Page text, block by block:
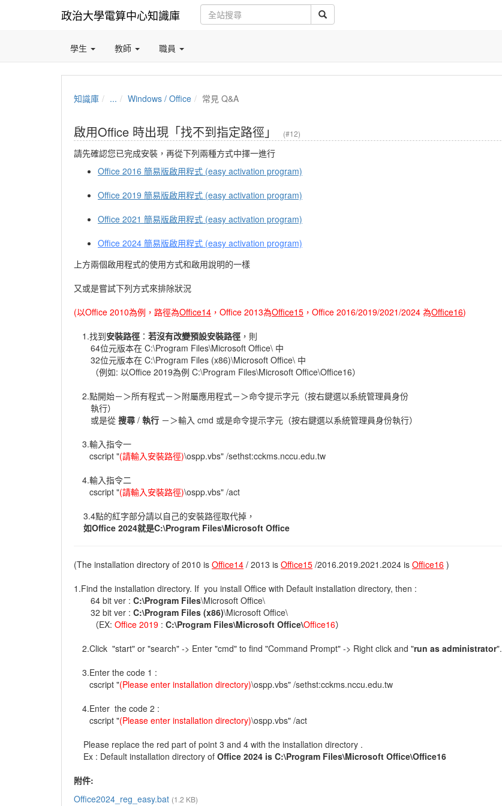
政治大學電算中心知識庫
學生 教師 職員
知識庫 ... Windows / Office 常見 Q&A
啟用Office 時出現「找不到指定路徑」 (#12)
請先確認您已完成安裝，再從下列兩種方式中擇一進行
Office 2016 簡易版啟用程式 (easy activation program)
Office 2019 簡易版啟用程式 (easy activation program)
Office 2021 簡易版啟用程式 (easy activation program)
Office 2024 簡易版啟用程式 (easy activation program)
上方兩個啟用程式的使用方式和啟用說明的一樣
又或是嘗試下列方式來排除狀況
(以Office 2010為例，路徑為Office14 ，Office 2013為Office15 ，Office 2016/2019/2021/2024 為Office16)
1.找到安裝路徑 ： 若沒有改變預設安裝路徑 ，則
64位元版本在 C:\Program Files\Microsoft Office\ 中
32位元版本在 C:\Program Files (x86)\Microsoft Office\ 中
（例如: 以Office 2019為例 C:\Program Files\Microsoft Office\Office16）
2.點開始－＞所有程式－＞附屬應用程式－＞命令提示字元（按右鍵選以系統管理員身份
執行）
或是從 搜尋 / 執行 －＞輸入 cmd 或是命令提示字元（按右鍵選以系統管理員身份執行）
3.輸入指令一
cscript "(請輸入安裝路徑)\ospp.vbs" /sethst:cckms.nccu.edu.tw
4.輸入指令二
cscript "(請輸入安裝路徑)\ospp.vbs" /act
3.4點的紅字部分請以自己的安裝路徑取代掉，
如Office 2024就是C:\Program Files\Microsoft Office
(The installation directory of 2010 is Office14 / 2013 is Office15 /2016.2019.2021.2024 is Office16 )
1.Find the installation directory. If you install Office with Default installation directory, then :
64 bit ver : C:\Program Files\Microsoft Office\
32 bit ver : C:\Program Files (x86)\Microsoft Office\
（EX: Office 2019 : C:\Program Files\Microsoft Office\Office16）
2.Click "start" or "search" -> Enter "cmd" to find "Command Prompt" -> Right click and "run as administrator".
3.Enter the code 1 :
cscript "(Please enter installation directory)\ospp.vbs" /sethst:cckms.nccu.edu.tw
4.Enter the code 2 :
cscript "(Please enter installation directory)\ospp.vbs" /act
Please replace the red part of point 3 and 4 with the installation directory .
Ex : Default installation directory of Office 2024 is C:\Program Files\Microsoft Office\Office16
附件:
Office2024_reg_easy.bat (1.2 KB)